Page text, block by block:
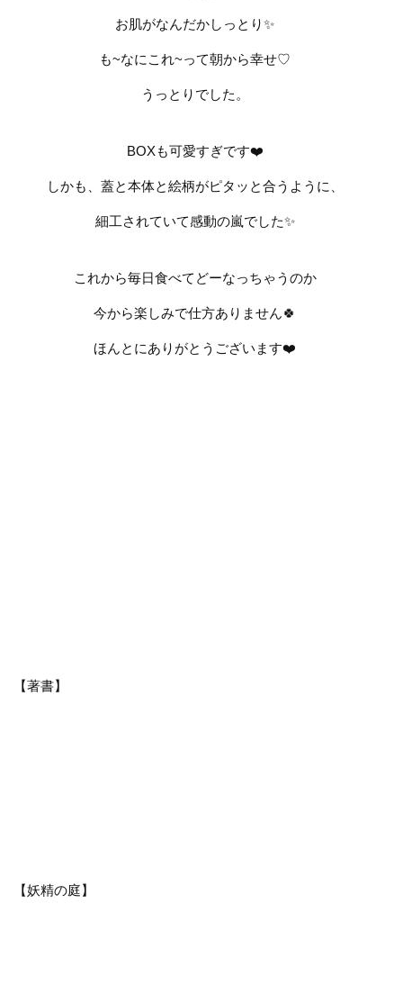
お肌がなんだかしっとり✨
も~なにこれ~って朝から幸せ♡
うっとりでした。
BOXも可愛すぎです❤️
しかも、蓋と本体と絵柄がピタッと合うように、
細工されていて感動の嵐でした✨
これから毎日食べてどーなっちゃうのか
今から楽しみで仕方ありません🍀
ほんとにありがとうございます❤️
【著書】
【妖精の庭】